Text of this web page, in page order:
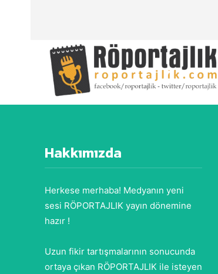
Hakkımızda
Herkese merhaba! Medyanın yeni
sesi RÖPORTAJLIK yayın dönemine
hazır !
Uzun fikir tartışmalarının sonucunda
ortaya çıkan RÖPORTAJLIK ile isteyen